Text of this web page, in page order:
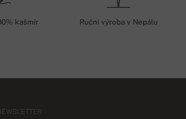
kašmír Ruční výroba v Nepálu